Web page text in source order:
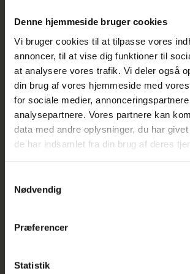
Denne hjemmeside bruger cookies
Vi bruger cookies til at tilpasse vores
annoncer, til at vise dig funktioner til
at analysere vores trafik. Vi deler også
din brug af vores hjemmeside med
for sociale medier,
analysepartnere. Vores partnere kan
data med andre oplysninger, du har
de har indsamlet fra din brug af deres
Nødvendig
Præferencer
Statistik
HELE
SAT NED
Tilbud GÆLDER
I FYSISK